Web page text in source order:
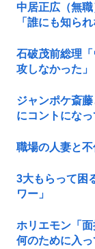
中居正広（無
「誰にも知ら
石破茂前総理
攻しなかった」
ジャンポケ斎
にコントにな
職場の人妻と不
3大もらって困
ワー」
ホリエモン「
何のために入っ